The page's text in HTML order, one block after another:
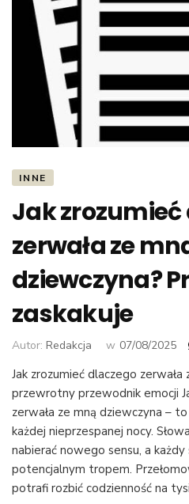
INNE
Jak
zerwała ze
dziewczyna?
zaskakuje
Autor: Redakcja w 07/08/2025
Jak zrozumieć dlaczego
przewrotny przewodnik emocji
zerwała ze mną dziewczyna –
każdej nieprzespanej nocy.
nabierać nowego sensu, a każdy
potencjalnym tropem.
potrafi rozbić codzienność na